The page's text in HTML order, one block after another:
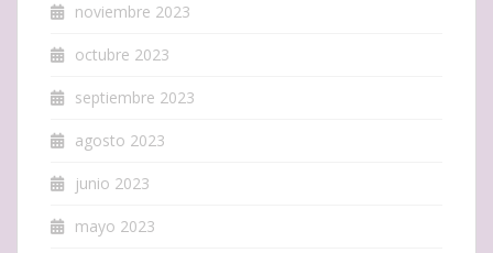
noviembre 2023
octubre 2023
septiembre 2023
agosto 2023
junio 2023
mayo 2023